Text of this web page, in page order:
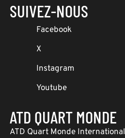
SUIVEZ-NOUS
Facebook
X
Instagram
Youtube
ATD QUART MONDE
ATD Quart Monde International